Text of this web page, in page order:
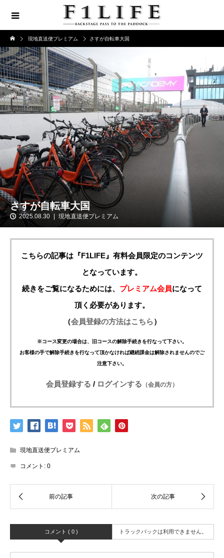
現地直送便プレミアム さすが自転車大国
さすが自転車大国
2025.08.30 現地直送便プレミアム
こちらの記事は『F1LIFE』有料会員限定のコンテンツ
となっています。
続きをご覧になるためには、 プレミアム会員になって
頂く必要があります。
（会員登録の方法はこちら）
※コース変更の場合は、旧コースの解除手続きを行なって下さい。
お客様の手で解除手続きを行なって頂かなければ継続課金は解除されませんのでご
注意下さい。
会員登録する / ログインする （会員の方）
現地直送便プレミアム
コメント: 0
コメント ( 0 ) トラックバックは利用できません。